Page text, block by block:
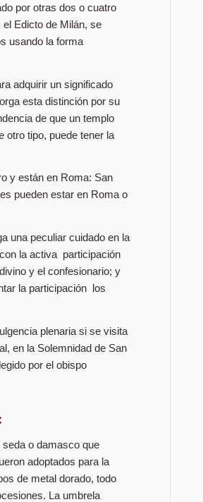
por otras dos o cuatro
Edicto de Milán, se
usando la forma
adquirir un significado
esta distinción por su
de que un templo
otro tipo, puede tener la
y están en Roma: San
pueden estar en Roma o
una peculiar cuidado en la
la activa participación
y el confesionario; y
la participación los
plenaria si se visita
en la Solemnidad de San
por el obispo
o damasco que
adoptados para la
de metal dorado, todo
La umbrela